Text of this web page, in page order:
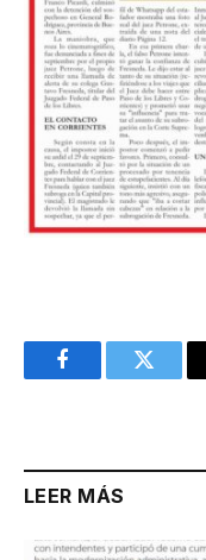
FacebookTwitter
LEER MÁS